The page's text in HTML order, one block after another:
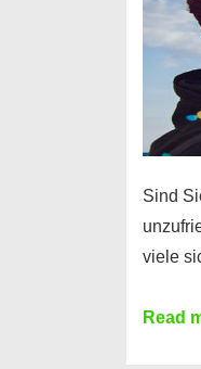
Sind
viele
Konto
Read